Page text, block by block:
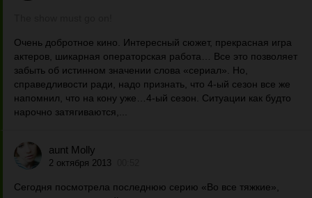
Очень добротное кино. Интересный сюжет, прекрасная игра
актеров, шикарная операторская работа… Все это позволяет
забыть об истинном значении слова «сериал». Но,
справедливости ради, надо признать, что 4-ый сезон все же
напомнил, что на кону уже…4-ый сезон. Ситуации как будто
нарочно затягиваются,...
aunt Molly
2 октября 2013
Сегодня посмотрела последнюю серию «Во все тяжкие»,